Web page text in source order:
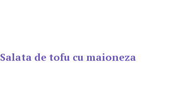
Salata de tofu cu maioneza